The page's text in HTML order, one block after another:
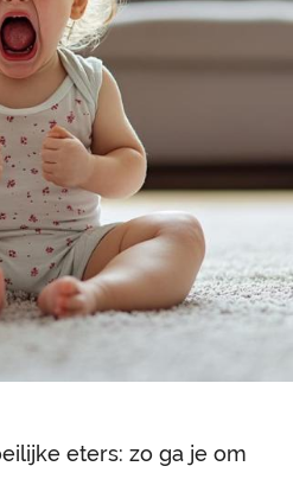
eters: zo ga je om